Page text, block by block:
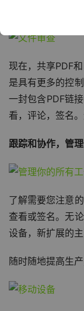
现在，共享PDF
是具有更多的控
一封包含PDF链
看，评论，签名
跟踪和协作，管
了解需要您注意
查看或签名。无
设备，新扩展的
随时随地提高生